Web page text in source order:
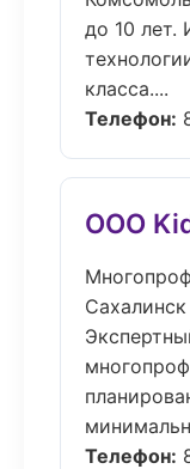
до 10 лет.
класса....
Телефон:
ООО
Сахалинск
Телефон: